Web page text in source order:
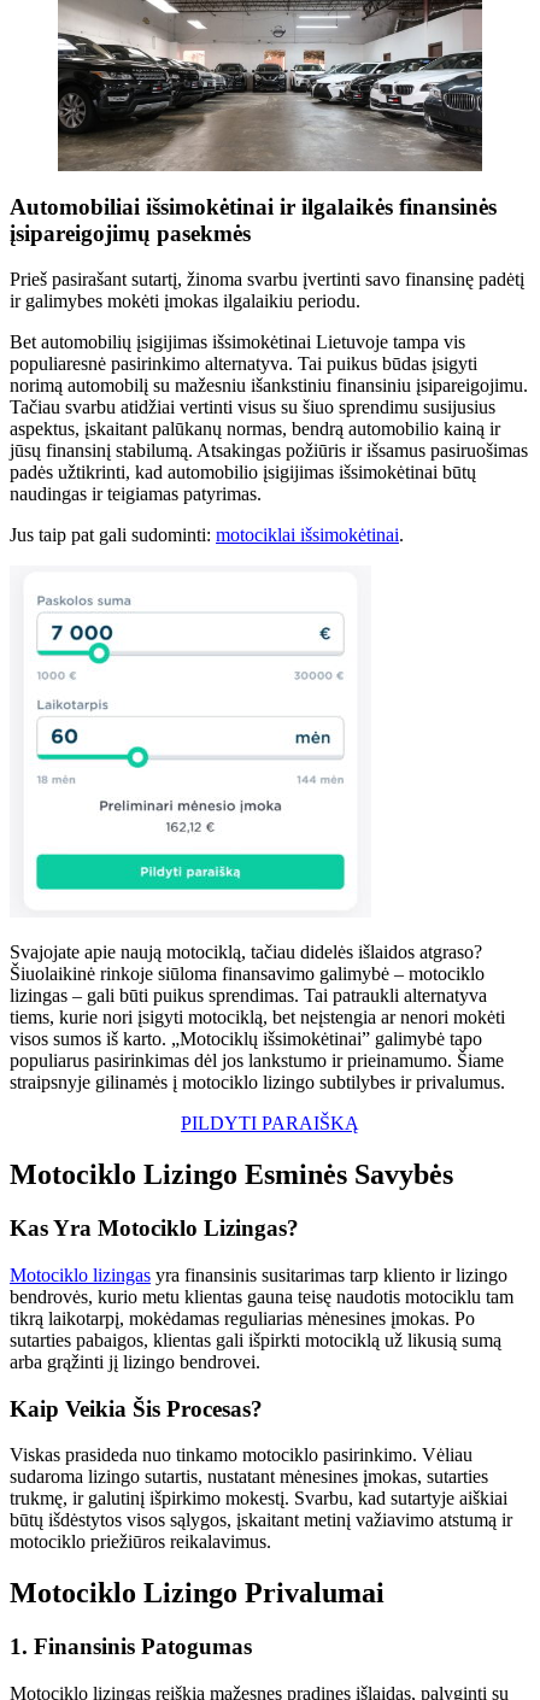
Automobiliai išsimokėtinai ir ilgalaikės finansinės
įsipareigojimų pasekmės
Prieš pasirašant sutartį, žinoma svarbu įvertinti savo finansinę padėtį
ir galimybes mokėti įmokas ilgalaikiu periodu.
Bet automobilių įsigijimas išsimokėtinai Lietuvoje tampa vis
populiaresnė pasirinkimo alternatyva. Tai puikus būdas įsigyti
norimą automobilį su mažesniu išankstiniu finansiniu įsipareigojimu.
Tačiau svarbu atidžiai vertinti visus su šiuo sprendimu susijusius
aspektus, įskaitant palūkanų normas, bendrą automobilio kainą ir
jūsų finansinį stabilumą. Atsakingas požiūris ir išsamus pasiruošimas
padės užtikrinti, kad automobilio įsigijimas išsimokėtinai būtų
naudingas ir teigiamas patyrimas.
Jus taip pat gali sudominti: motociklai išsimokėtinai.
Svajojate apie naują motociklą, tačiau didelės išlaidos atgraso?
Šiuolaikinė rinkoje siūloma finansavimo galimybė – motociklo
lizingas – gali būti puikus sprendimas. Tai patraukli alternatyva
tiems, kurie nori įsigyti motociklą, bet neįstengia ar nenori mokėti
visos sumos iš karto. „Motociklų išsimokėtinai” galimybė tapo
populiarus pasirinkimas dėl jos lankstumo ir prieinamumo. Šiame
straipsnyje gilinamės į motociklo lizingo subtilybes ir privalumus.
PILDYTI PARAIŠKĄ
Motociklo Lizingo Esminės Savybės
Kas Yra Motociklo Lizingas?
Motociklo lizingas yra finansinis susitarimas tarp kliento ir lizingo
bendrovės, kurio metu klientas gauna teisę naudotis motociklu tam
tikrą laikotarpį, mokėdamas reguliarias mėnesines įmokas. Po
sutarties pabaigos, klientas gali išpirkti motociklą už likusią sumą
arba grąžinti jį lizingo bendrovei.
Kaip Veikia Šis Procesas?
Viskas prasideda nuo tinkamo motociklo pasirinkimo. Vėliau
sudaroma lizingo sutartis, nustatant mėnesines įmokas, sutarties
trukmę, ir galutinį išpirkimo mokestį. Svarbu, kad sutartyje aiškiai
būtų išdėstytos visos sąlygos, įskaitant metinį važiavimo atstumą ir
motociklo priežiūros reikalavimus.
Motociklo Lizingo Privalumai
1. Finansinis Patogumas
Motociklo lizingas reiškia mažesnes pradines išlaidas, palyginti su